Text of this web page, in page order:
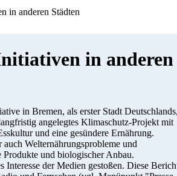
in anderen Städten
in anderen
in Bremen, als erster Stadt
angelegtes Klimaschutz-Projekt mit
und eine gesündere Ernährung.
Welternährungsprobleme und
Produkte und biologischer Anbau.
Interesse der Medien gestoßen. Diese